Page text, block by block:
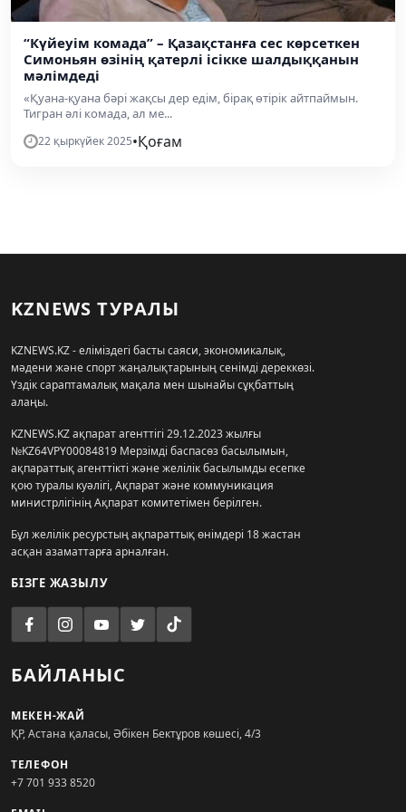
“Күйеуім комада” – Қазақстанға сес көрсеткен
Симоньян өзінің қатерлі ісікке шалдыққанын
мәлімдеді
«Қуана-қуана бәрі жақсы дер едім, бірақ өтірік айтпаймын.
Тигран әлі комада, ал ме...
22 қыркүйек 2025•Қоғам
KZNEWS ТУРАЛЫ
KZNEWS.KZ - еліміздегі басты саяси, экономикалық,
мәдени және спорт жаңалықтарының сенімді дереккөзі.
Үздік сараптамалық мақала мен шынайы сұқбаттың
алаңы.
KZNEWS.KZ ақпарат агенттігі 29.12.2023 жылғы
№KZ64VPY00084819 Мерзімді баспасөз басылымын,
ақпараттық агенттікті және желілік басылымды есепке
қою туралы куәлігі, Ақпарат және коммуникация
министрлігінің Ақпарат комитетімен берілген.
Бұл желілік ресурстың ақпараттық өнімдері 18 жастан
асқан азаматтарға арналған.
БІЗГЕ ЖАЗЫЛУ
БАЙЛАНЫС
МЕКЕН-ЖАЙ
ҚР, Астана қаласы, Әбікен Бектұров көшесі, 4/3
ТЕЛЕФОН
+7 701 933 8520